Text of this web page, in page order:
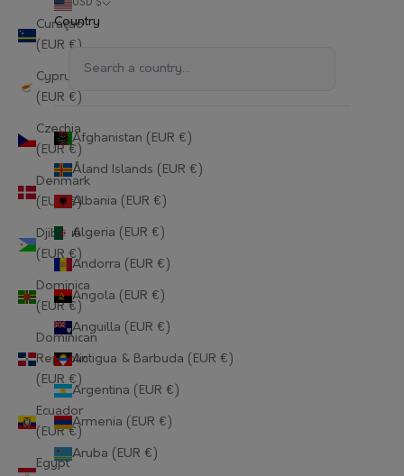
Curaçao
(EUR €)
Cyprus
(EUR €)
Czechia
(EUR €)
Denmark
(EUR €)
Djibouti
(EUR €)
Dominica
(EUR €)
Dominican
Republic
(EUR €)
Ecuador
(EUR €)
Egypt
USD $
Country
Afghanistan (EUR €)
Åland Islands (EUR €)
Albania (EUR €)
Algeria (EUR €)
Andorra (EUR €)
Angola (EUR €)
Anguilla (EUR €)
Antigua & Barbuda (EUR €)
Argentina (EUR €)
Armenia (EUR €)
Aruba (EUR €)